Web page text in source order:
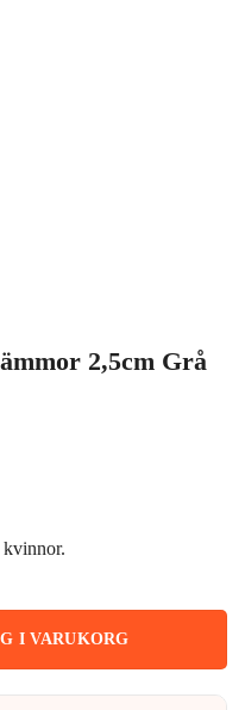
2,5cm Grå
kvinnor.
I VARUKORG